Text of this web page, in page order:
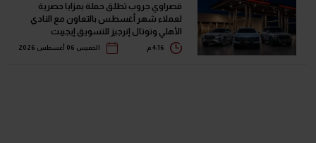
قصراوي جروب تطلق حملة بمزايا حصرية
لعملاء شهر أغسطس بالتعاون مع النادي
الأهلي وتوتال إنرجيز للتسويق إيجيبت
الخميس 06 أغسطس 2026